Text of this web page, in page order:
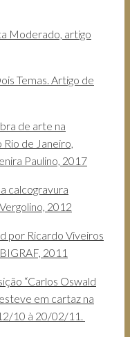
Moderado, artigo
Temas. Artigo de
de arte na
de Janeiro,
Paulino, 2017
calcogravura
2012
por Ricardo Viveiros
2011
“Carlos Oswald
em cartaz na
10 à 20/02/11.